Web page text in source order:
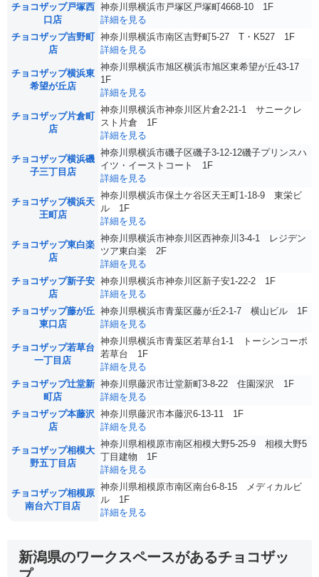
チョコザップ戸塚西
口店
神奈川県横浜市戸塚区戸塚町4668-10 1F
詳細を見る
チョコザップ吉野町
店
神奈川県横浜市南区吉野町5-27 T・K527 1F
詳細を見る
チョコザップ横浜東
希望が丘店
神奈川県横浜市旭区横浜市旭区東希望が丘43-17
1F
詳細を見る
チョコザップ片倉町
店
神奈川県横浜市神奈川区片倉2-21-1 サニークレ
スト片倉 1F
詳細を見る
チョコザップ横浜磯
子三丁目店
神奈川県横浜市磯子区磯子3-12-12磯子プリンスハ
イツ・イーストコート 1F
詳細を見る
チョコザップ横浜天
王町店
神奈川県横浜市保土ケ谷区天王町1-18-9 東栄ビ
ル 1F
詳細を見る
チョコザップ東白楽
店
神奈川県横浜市神奈川区西神奈川3-4-1 レジデン
ツア東白楽 2F
詳細を見る
チョコザップ新子安
店
神奈川県横浜市神奈川区新子安1-22-2 1F
詳細を見る
チョコザップ藤が丘
東口店
神奈川県横浜市青葉区藤が丘2-1-7 横山ビル 1F
詳細を見る
チョコザップ若草台
一丁目店
神奈川県横浜市青葉区若草台1-1 トーシンコーポ
若草台 1F
詳細を見る
チョコザップ辻堂新
町店
神奈川県藤沢市辻堂新町3-8-22 住園深沢 1F
詳細を見る
チョコザップ本藤沢
店
神奈川県藤沢市本藤沢6-13-11 1F
詳細を見る
チョコザップ相模大
野五丁目店
神奈川県相模原市南区相模大野5-25-9 相模大野5
丁目建物 1F
詳細を見る
チョコザップ相模原
南台六丁目店
神奈川県相模原市南区南台6-8-15 メディカルビ
ル 1F
詳細を見る
新潟県のワークスペースがあるチョコザッ